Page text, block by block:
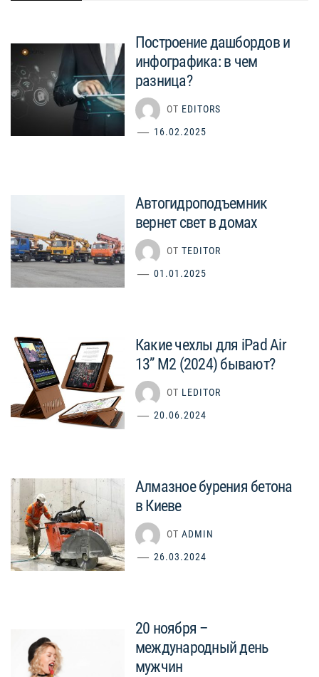
Построение дашбордов и
инфографика: в чем
разница?
ОТ EDITORS
16.02.2025
Автогидроподъемник
вернет свет в домах
ОТ TEDITOR
01.01.2025
Какие чехлы для iPad Air
13” M2 (2024) бывают?
ОТ LEDITOR
20.06.2024
Алмазное бурения бетона
в Киеве
ОТ ADMIN
26.03.2024
20 ноября –
международный день
мужчин